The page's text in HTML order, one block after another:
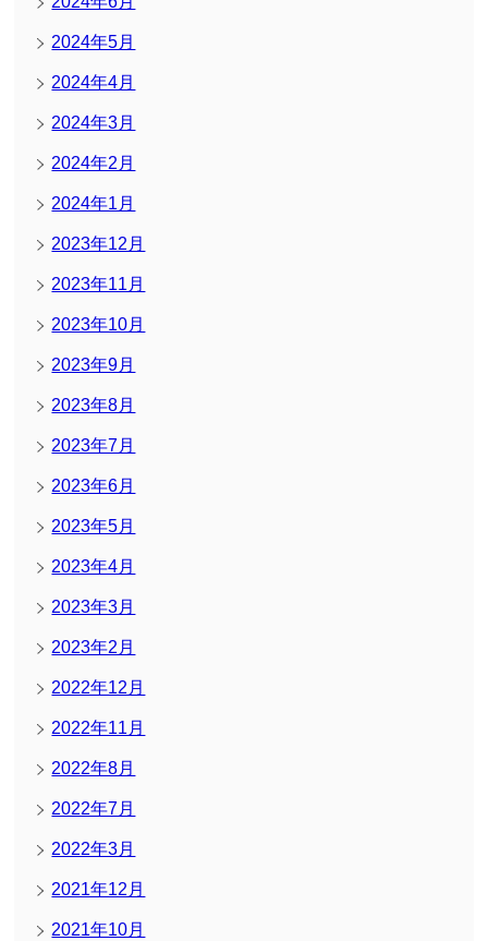
2024年5月
2024年4月
2024年3月
2024年2月
2024年1月
2023年12月
2023年11月
2023年10月
2023年9月
2023年8月
2023年7月
2023年6月
2023年5月
2023年4月
2023年3月
2023年2月
2022年12月
2022年11月
2022年8月
2022年7月
2022年3月
2021年12月
2021年10月